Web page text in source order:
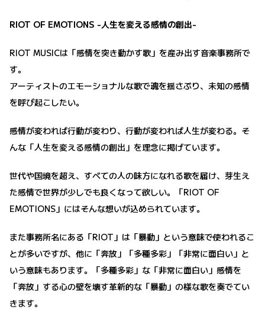
RIOT OF EMOTIONS -人生を変える感情の創出-
RIOT MUSICは「感情を突き動かす歌」を産み出す音楽事務所で
す。
アーティストのエモーショナルな歌で魂を揺さぶり、未知の感情
を呼び起こしたい。
感情が変われば行動が変わり、行動が変われば人生が変わる。そ
んな「人生を変える感情の創出」を理念に掲げています。
世代や国境を超え、すべての人の味方になれる歌を届け、芽生え
た感情で世界が少しでも良くなって欲しい。「RIOT OF
EMOTIONS」にはそんな想いが込められています。
また事務所名にある「RIOT」は「暴動」という意味で使われるこ
とが多いですが、他に「奔放」「多種多彩」「非常に面白い」と
いう意味もあります。「多種多彩」な「非常に面白い」感情を
「奔放」する心の壁を壊す革新的な「暴動」の様な歌を奏でてい
きます。